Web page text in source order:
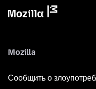
Mozilla
Сообщить о